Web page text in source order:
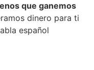
que ganemos
dinero para ti
español